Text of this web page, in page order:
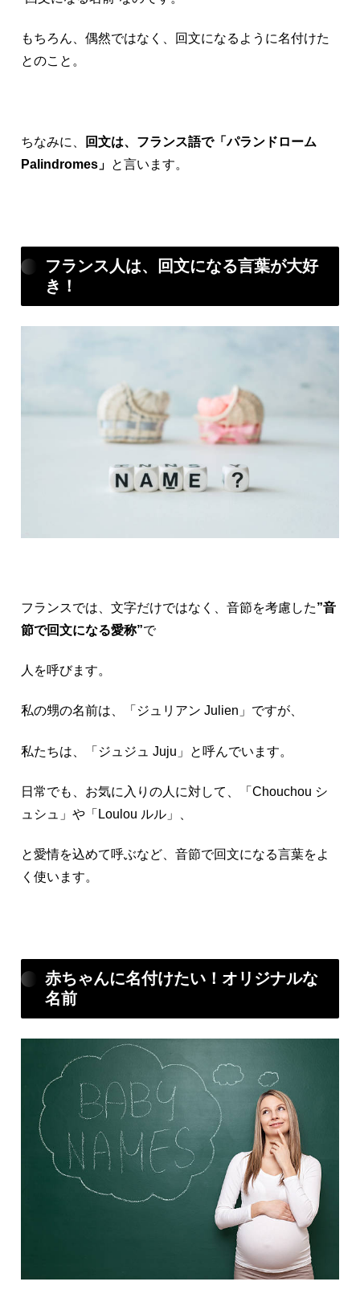
もちろん、偶然ではなく、回文になるように名付けた
とのこと。
ちなみに、
回文は、フランス語で「パランドローム
Palindromes」 と言います。
フランス人は、回文になる言葉が大好
き！
フランスでは、文字だけではなく、音節を考慮した”音
節で回文になる愛称”で
人を呼びます。
私の甥の名前は、「ジュリアン Julien」ですが、
私たちは、「ジュジュ Juju」と呼んでいます。
日常でも、お気に入りの人に対して、「Chouchou シ
ュシュ」や「Loulou ルル」、
と愛情を込めて呼ぶなど、音節で回文になる言葉をよ
く使います。
赤ちゃんに名付けたい！オリジナルな
名前